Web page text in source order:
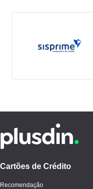
Cartões de Crédito
Recomendação